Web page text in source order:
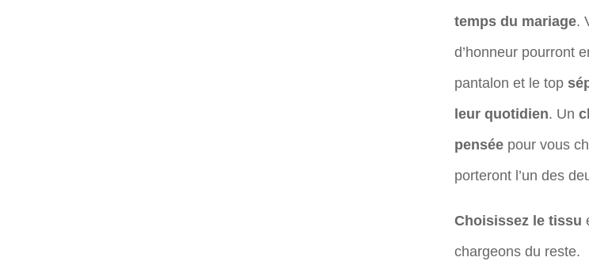
temps du mariage.
d’honneur pourront
pantalon et le top
leur quotidien. Un
penséepour vous
porteront l’un des
Choisissez le tissu
chargeons du reste.